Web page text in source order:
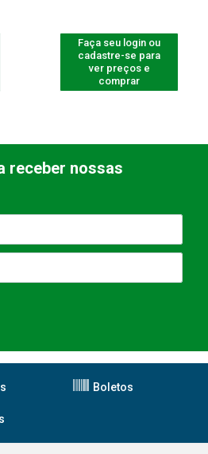
Faça seu login ou
cadastre-se para
ver preços e
comprar
receber nossas
Boletos